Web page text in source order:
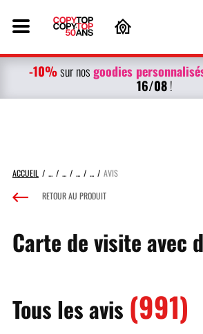
-10%sur nosgoodies
16/08!
ACCUEIL
AVIS
RETOUR AU PRODUIT
Carte de visite avec
Tous les avis (991)